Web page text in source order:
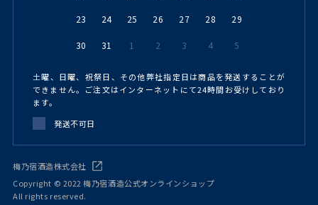
23 24 25 26 27 28 29
30 31 1 2 3 4 5
土曜、日曜、祝祭日、その他弊社指定日は商品を発送することが
できません。ご注文はインターネットにて24時間お受けしており
ます。
発送不可日
梅乃宿酒造株式会社
Copyright © 2022 梅乃宿酒造公式オンラインショップ
All rights reserved.